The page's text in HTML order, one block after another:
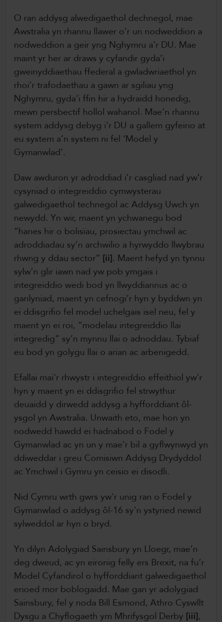
O ran addysg alwedigaethol dechnegol, mae
Awstralia yn rhannu llawer o'r un nodweddion a
nodweddion a geir yng Nghymru a'r DU. Mae
maint yr her ar draws y cyfandir gyda’i
gweinyddiaethau ffederal a gwladwriaethol yn
rhoi’r trafodaethau a gawn ar sgiliau yng
Nghymru, gyda’i ffin hir a hydraidd honedig,
mewn persbectif hollol wahanol. Mae’n rhannu
system addysg debyg i’r DU a gallem gyfeirio at
eu system a’n system ni fel ‘Model y
Gymanwlad’.
Daw awduron yr adroddiad i’r casgliad nad yw’r
cysyniad o integreiddio cymwysterau
galwedigaethol technegol ac Addysg Uwch yn
newydd. Yn wir, maent yn ychwanegu bod
“hanes hir o bolisïau, prosiectau ymchwil ac
adroddiadau sy’n archwilio a hyrwyddo llwybrau
rhwng y ddau sector” [ii]. Maent hefyd yn tynnu
sylw’n glir iawn nad yw pob ymgais i
integreiddio wedi bod yn llwyddiannus ac o
ganlyniad, maent yn cefnogi’r hyn y byddwn yn
ei ddisgrifio fel model uchelgais isel neu, fel y
maent yn ei roi, “modelau integreiddio llai
integredig” sy’n mynnu llai o adnoddau. Tybiaf
eu bod yn golygu llai o arian ac arbenigedd.
Efallai mai'r rhwystr i integreiddio effeithiol yw'r
hyn y maent yn ei ddisgrifio fel strwythur
deuaidd y dirwedd addysg a hyfforddiant ôl-
ysgol yn Awstralia. Unwaith eto, mae hon yn
nodwedd hawdd ei hadnabod o Fodel y
Gymanwlad ac yn un y mae'r bil a gyflwynwyd yn
ddiweddar i greu Comisiwn Addysg Drydyddol
ac Ymchwil i Gymru yn ceisio ei disodli.
Nid Cymru wrth gwrs yw'r unig ran o Fodel y
Gymanwlad o addysg ôl-16 sy'n ystyried newid
sylweddol ar hyn o bryd.
Yn dilyn Adolygiad Sainsbury yn Lloegr, mae’n
deg dweud, ac yn eironig felly ers Brexit, na fu’r
Model Cyfandirol o hyfforddiant galwedigaethol
erioed mor boblogaidd. Mae gan yr adolygiad
Sainsbury, fel y noda Bill Esmond, Athro Cyswllt
Dysgu a Chyflogaeth ym Mhrifysgol Derby [iii],